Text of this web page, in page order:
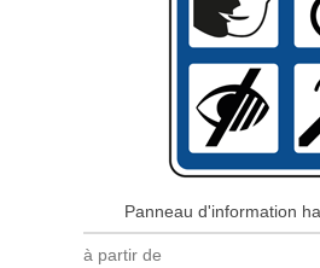
Panneau d'information
à partir de